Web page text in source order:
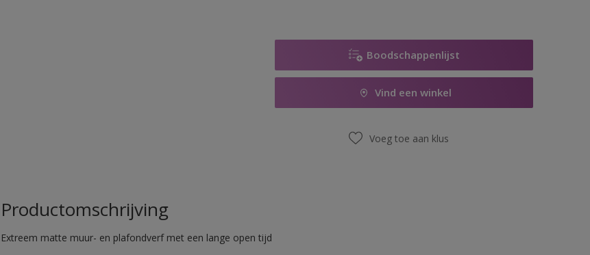
Boodschappenlijst
Vind een winkel
Voeg toe aan klus
Productomschrijving
Extreem matte muur- en plafondverf met een lange open tijd